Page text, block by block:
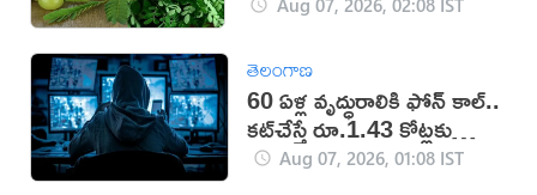
తెలంగాణ
60 ఏళ్ల వృద్ధురాలికి ఫోన్ కాల్..
కట్‌చేస్తే రూ.1.43 కోట్లకు
టోకరాAug 07, 2026, 01:08 IST